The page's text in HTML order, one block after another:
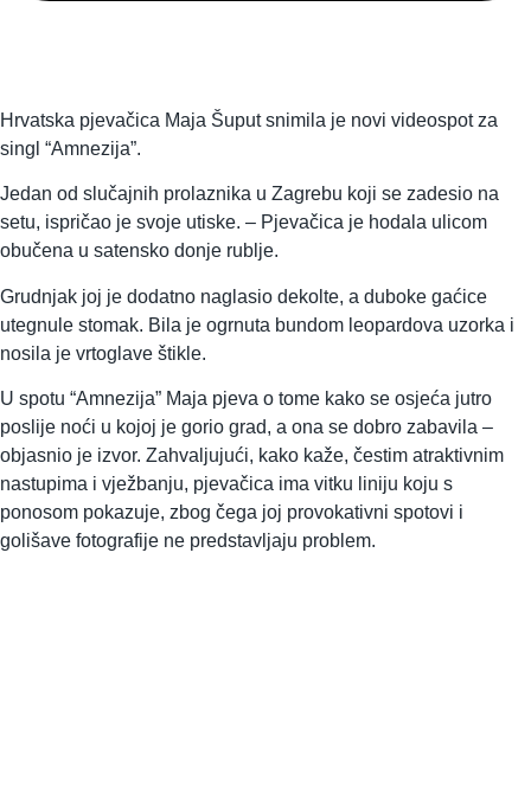
Hrvatska pjevačica Maja Šuput snimila je novi videospot za
singl “Amnezija”.
Jedan od slučajnih prolaznika u Zagrebu koji se zadesio na
setu, ispričao je svoje utiske. – Pjevačica je hodala ulicom
obučena u satensko donje rublje.
Grudnjak joj je dodatno naglasio dekolte, a duboke gaćice
utegnule stomak. Bila je ogrnuta bundom leopardova uzorka i
nosila je vrtoglave štikle.
U spotu “Amnezija” Maja pjeva o tome kako se osjeća jutro
poslije noći u kojoj je gorio grad, a ona se dobro zabavila –
objasnio je izvor. Zahvaljujući, kako kaže, čestim atraktivnim
nastupima i vježbanju, pjevačica ima vitku liniju koju s
ponosom pokazuje, zbog čega joj provokativni spotovi i
golišave fotografije ne predstavljaju problem.